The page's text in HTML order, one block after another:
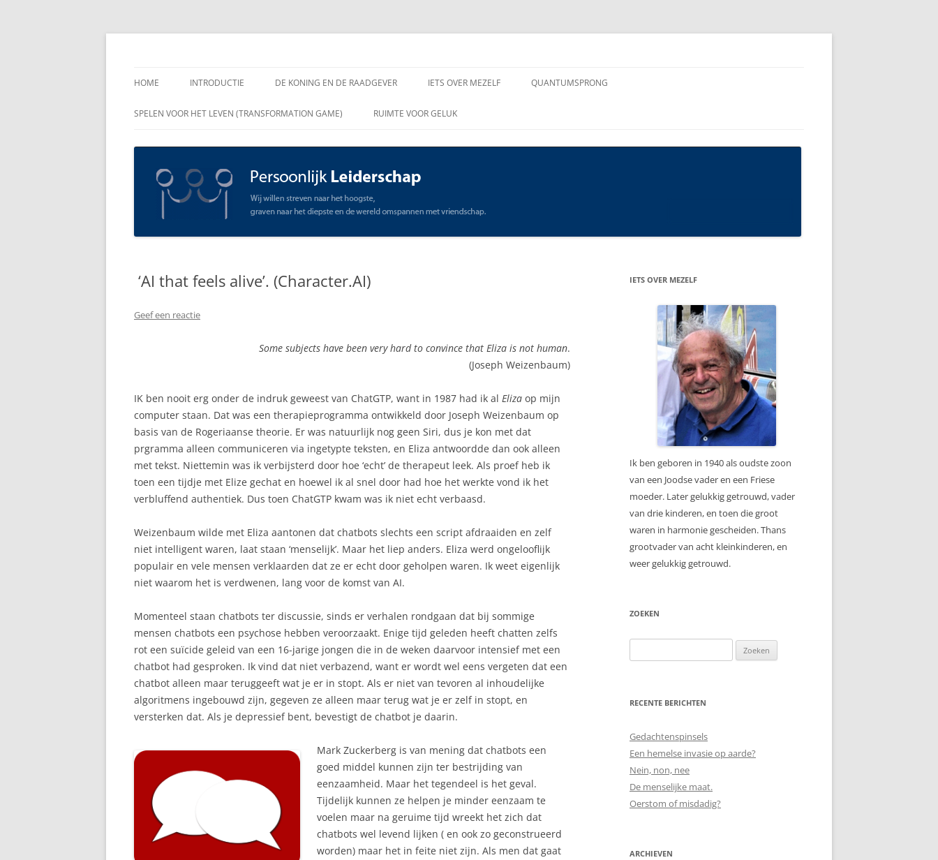
Spring
HOME INTRODUCTIE DE KONING EN DE RAADGEVER
ENKELE VRAGEN AAN DE
LEIDERSCHAP
OPEN COMMUNICATIE
IETS OVER MEZELF QUANTUMSPRONG
SPELEN VOOR HET LEVEN (TRANSFORMATION GAME) RUIMTE VOOR GELUK
‘AI that feels alive’. (Character.AI)
Geef een reactie
Some subjects have been very hard to convince that Eliza is not human.
(Joseph Weizenbaum)
IK ben nooit erg onder de indruk geweest van ChatGTP, want in 1987 had ik al Eliza op mijn
computer staan. Dat was een therapieprogramma ontwikkeld door Joseph Weizenbaum op
basis van de Rogeriaanse theorie. Er was natuurlijk nog geen Siri, dus je kon met dat
prgramma alleen communiceren via ingetypte teksten, en Eliza antwoordde dan ook alleen
met tekst. Niettemin was ik verbijsterd door hoe ‘echt’ de therapeut leek. Als proef heb ik
toen een tijdje met Elize gechat en hoewel ik al snel door had hoe het werkte vond ik het
verbluffend authentiek. Dus toen ChatGTP kwam was ik niet echt verbaasd.
Weizenbaum wilde met Eliza aantonen dat chatbots slechts een script afdraaiden en zelf
niet intelligent waren, laat staan ‘menselijk’. Maar het liep anders. Eliza werd ongelooflijk
populair en vele mensen verklaarden dat ze er echt door geholpen waren. Ik weet eigenlijk
niet waarom het is verdwenen, lang voor de komst van AI.
Momenteel staan chatbots ter discussie, sinds er verhalen rondgaan dat bij sommige
mensen chatbots een psychose hebben veroorzaakt. Enige tijd geleden heeft chatten zelfs
rot een suïcide geleid van een 16-jarige jongen die in de weken daarvoor intensief met een
chatbot had gesproken. Ik vind dat niet verbazend, want er wordt wel eens vergeten dat een
chatbot alleen maar teruggeeft wat je er in stopt. Als er niet van tevoren al inhoudelijke
algoritmens ingebouwd zijn, gegeven ze alleen maar terug wat je er zelf in stopt, en
versterken dat. Als je depressief bent, bevestigt de chatbot je daarin.
Mark Zuckerberg is van mening dat chatbots een
goed middel kunnen zijn ter bestrijding van
eenzaamheid. Maar het tegendeel is het geval.
Tijdelijk kunnen ze helpen je minder eenzaam te
voelen maar na geruime tijd wreekt het zich dat
chatbots wel levend lijken ( en ook zo geconstrueerd
worden) maar het in feite niet zijn. Als men dat gaat
IETS OVER MEZELF
Ik ben geboren in 1940 als oudste zoon
van een Joodse vader en een Friese
moeder. Later gelukkig getrouwd, vader
van drie kinderen, en toen die groot
waren in harmonie gescheiden. Thans
grootvader van acht kleinkinderen, en
weer gelukkig getrouwd.
ZOEKEN
naar:
RECENTE BERICHTEN
Gedachtenspinsels
Een hemelse invasie op aarde?
Nein, non, nee
De menselijke maat.
Oerstom of misdadig?
ARCHIEVEN